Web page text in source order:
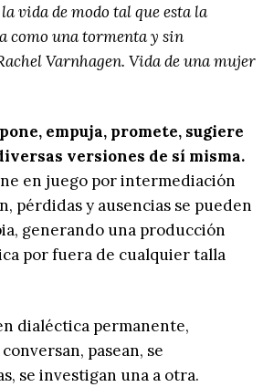
vida de modo tal que esta la
como una tormenta y sin
Varnhagen. Vida de una mujer
empuja, promete, sugiere
versiones de sí misma.
en juego por intermediación
pérdidas y ausencias se pueden
generando una producción
por fuera de cualquier talla
dialéctica permanente,
pasean, se
se investigan una a otra.